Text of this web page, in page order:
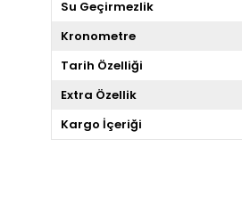
Su Geçirmezlik
Kronometre
Tarih Özelliği
Extra Özellik
Kargo İçeriği